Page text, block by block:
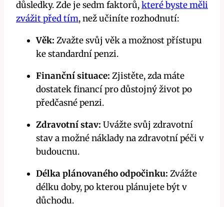
důsledky. Zde je sedm faktorů,které byste měli
zvážit před tím, než učiníte rozhodnutí:
Věk: Zvažte svůj věk a možnost přístupu
ke standardní penzi.
Finanční situace: Zjistěte, zda máte
dostatek financí pro důstojný život po
předčasné penzi.
Zdravotní stav: Uvážte svůj zdravotní
stav a možné náklady na zdravotní péči v
budoucnu.
Délka plánovaného odpočinku: Zvážte
délku doby, po kterou plánujete být v
důchodu.